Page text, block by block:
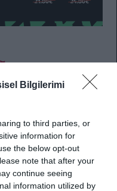
Bilgilerimi
to third parties, or
information for
the below opt-out
note that after your
continue seeing
information utilized by
rotayı yeniden
isteyecektir.
beyaz değil, siyah taşlar
aç bir rakip: Bodrumspor.
sorumluluk
hem oyun